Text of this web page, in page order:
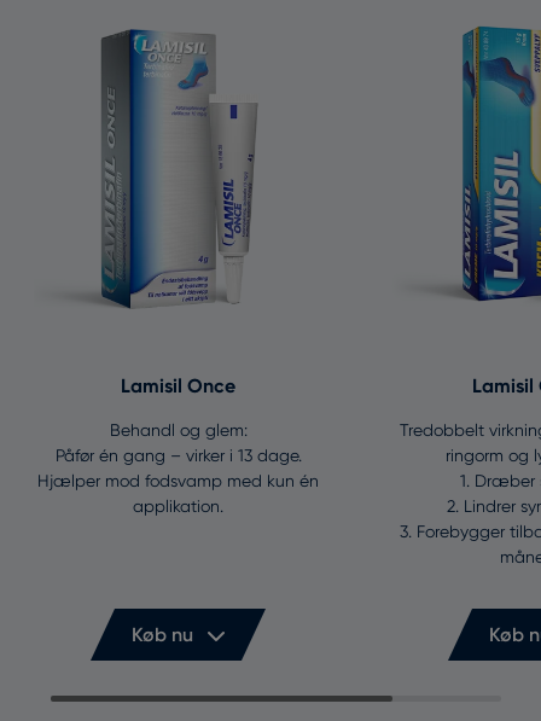
Lamisil Once
Behandl og glem:
Påfør én gang – virker i 13 dage.
Hjælper mod fodsvamp med kun én
applikation.
Køb nu
Lamisil
Tredobbelt
ringorm og
1. Dræber
2. Lindrer
3. Forebygger
Køb